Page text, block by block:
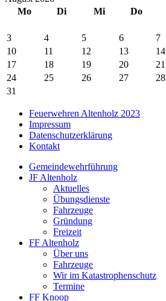
Mo
Di Mi Do
3
4 5 6 7
10
11 12 13 14
17
18 19 20 21
24
25 26 27 28
31
Feuerwehren Altenholz 2023
Impressum
Datenschutzerklärung
Kontakt
Gemeindewehrführung
JF Altenholz
Aktuelles
Übungsdienste
Fahrzeuge
Gründung
Freizeit
FF Altenholz
Über uns
Fahrzeuge
Wir im Katastrophenschutz
Termine
FF Knoop